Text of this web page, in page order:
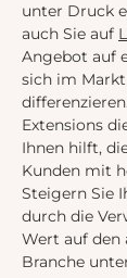
unter Druck
auch Sie auf
Angebot auf
sich im
Extensions
Ihnen hilft,
Kunden mit
Steigern Sie
durch die
Wert auf den
Branche